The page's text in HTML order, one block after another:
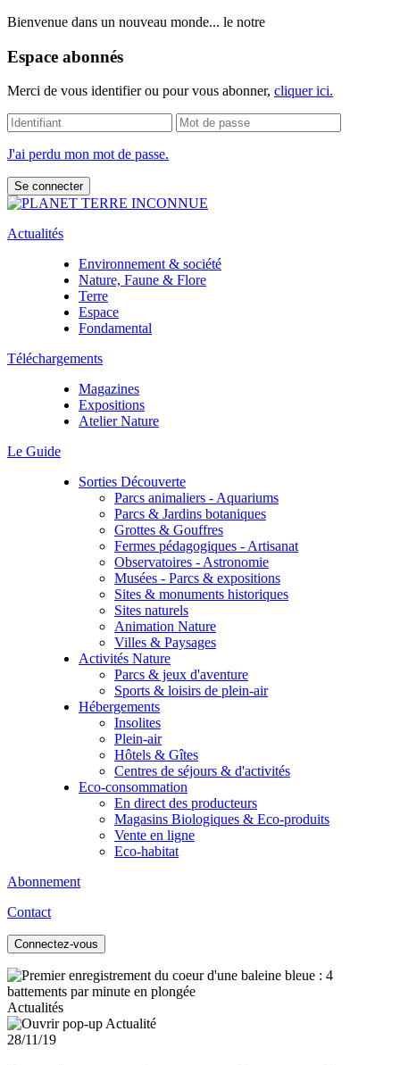
Bienvenue dans un nouveau monde... le notre
Espace abonnés
Merci de vous identifier ou pour vous abonner, cliquer ici.
J'ai perdu mon mot de passe.
Actualités
Environnement & société
Nature, Faune & Flore
Terre
Espace
Fondamental
Téléchargements
Magazines
Expositions
Atelier Nature
Le Guide
Sorties Découverte
Parcs animaliers - Aquariums
Parcs & Jardins botaniques
Grottes & Gouffres
Fermes pédagogiques - Artisanat
Observatoires - Astronomie
Musées - Parcs & expositions
Sites & monuments historiques
Sites naturels
Animation Nature
Villes & Paysages
Activités Nature
Parcs & jeux d'aventure
Sports & loisirs de plein-air
Hébergements
Insolites
Plein-air
Hôtels & Gîtes
Centres de séjours & d'activités
Eco-consommation
En direct des producteurs
Magasins Biologiques & Eco-produits
Vente en ligne
Eco-habitat
Abonnement
Contact
Connectez-vous
Actualités
28/11/19